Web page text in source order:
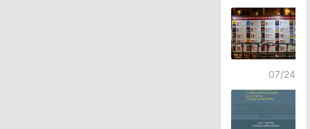
07/24